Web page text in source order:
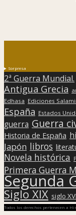
Sorpresa
2ª Guerra Mundial.
Antigua Grecia
Edhasa Ediciones
España Estados
guerra Guerra
Historia de España
Japón libros
Novela histórica
Primera Guerra
Segunda
Siglo XIX siglo XVI
Todos los derechos pertenecen a